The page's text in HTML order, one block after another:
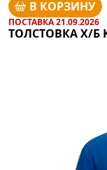
В КОРЗИНУ
ПОСТАВКА 21.09.2026
ТОЛСТОВКА Х/Б